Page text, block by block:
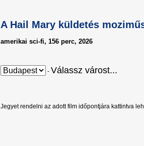
A Hail Mary küldetés
amerikai sci-fi, 156 perc, 2026
- Válassz várost...
Jegyet rendelni az adott film időpontjára kattintva